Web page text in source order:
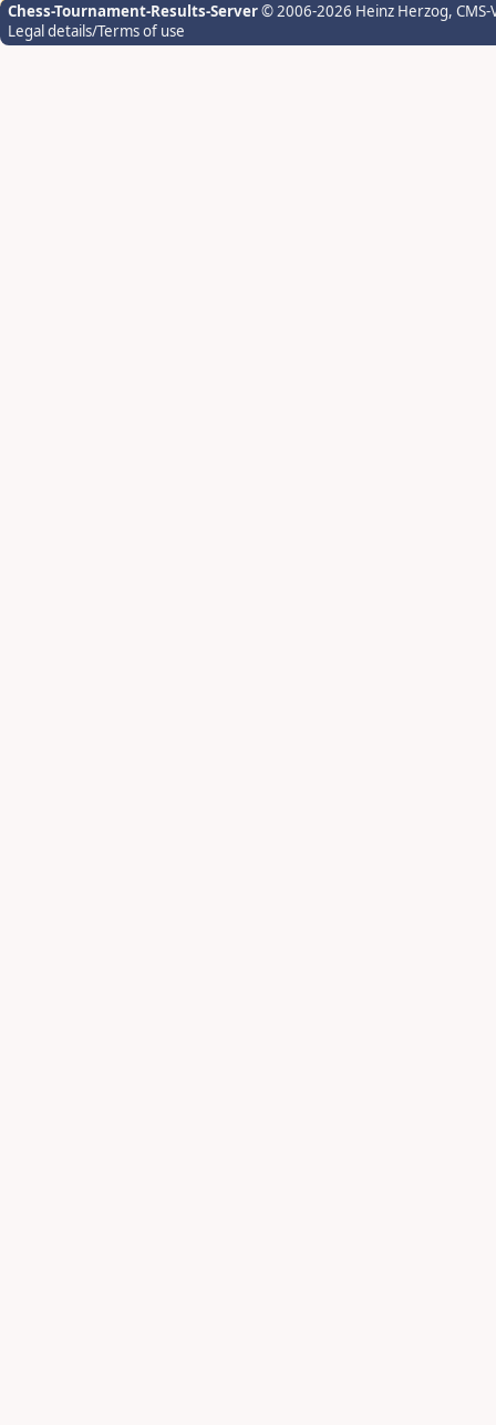
Chess-Tournament-Results-Server© 2006-2026 Heinz Herzog,
Legal details/Terms of use